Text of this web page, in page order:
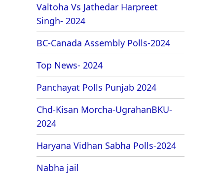
Valtoha Vs Jathedar Harpreet
Singh- 2024
BC-Canada Assembly Polls-2024
Top News- 2024
Panchayat Polls Punjab 2024
Chd-Kisan Morcha-UgrahanBKU-
2024
Haryana Vidhan Sabha Polls-2024
Nabha jail